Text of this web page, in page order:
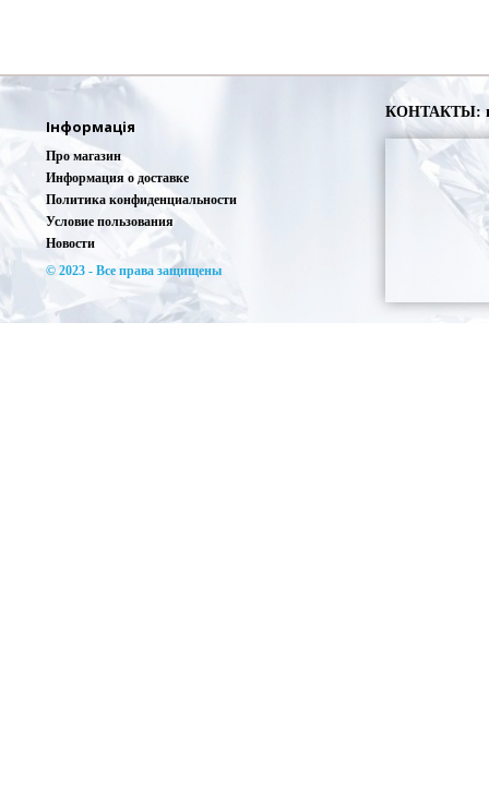
Інформація
Про магазин
Информация о доставке
Политика конфиденциальности
Условие пользования
Новости
КОНТАКТЫ: г.
© 2023 - Все права защищены